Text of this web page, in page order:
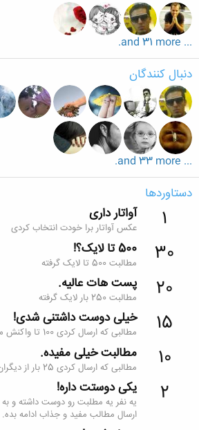
... and 31 more.
دنبال کنندگان
... and 33 more.
دستاوردها
1 آواتار داری
عکس آواتار برا خودت انتخاب کردی
30 500 تا لایک؟!
مطالبت 500 تا لایک گرفته
20 پست هات عالیه.
مطالبت 250 بار لایک گرفته
15 خیلی دوست داشتنی شدی!
مطالبی که ارسال کردی 100 تا واکنش مثبت از بقیه گرفته.
10 مطالبت خیلی مفیده.
مطالبی که ارسال کردی 25 بار از دیگران لایک گرفته.
2 یکی دوستت داره!
یه نفر یه مطلبت رو دوست داشته و
ارسال مطالب مفید و جذاب ادامه بده.